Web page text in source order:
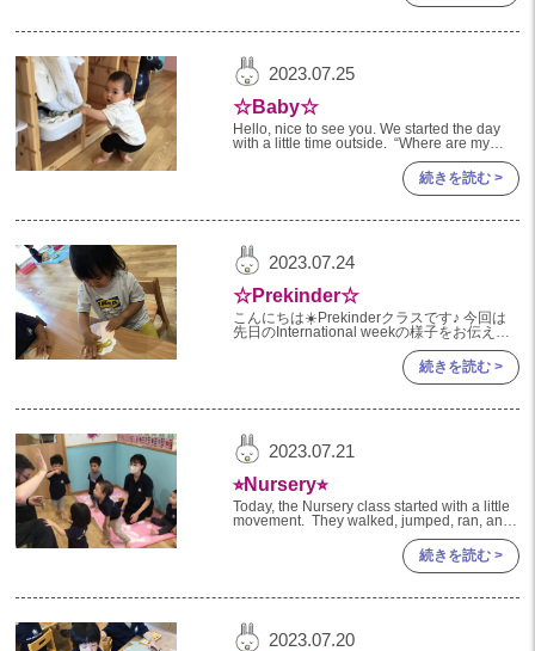
2023年 05月(20)
2023年 04月(20)
2023年 03月(22)
2023年 02月(19)
2023年 01月(18)
2022年 11月(20)
2022年 10月(20)
2022年 09月(20)
2022年 07月(19)
2022年 06月(22)
2022年 05月(19)
2022年 04月(20)
2022年 03月(4)
2023.07.25
☆Baby☆
Hello, nice to see you. We started the day
with a little time outside. “Where are my
続きを読む >
2023.07.24
☆Prekinder☆
こんにちは☀️Prekinderクラスです♪ 今回は
先日のInternational weekの様子をお伝えし
続きを読む >
2023.07.21
⭐︎Nursery⭐︎
Today, the Nursery class started with a little
movement. They walked, jumped, ran, and
続きを読む >
2023.07.20